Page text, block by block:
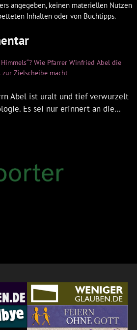
angegeben, keinen materiellen Nutzen
Inhalten oder von Buchtipps.
Wie Pfarrer Winfried Abel die
zur Zielscheibe macht
Abel ist uralt und tief verwurzelt
Es sei nur erinnert an die…